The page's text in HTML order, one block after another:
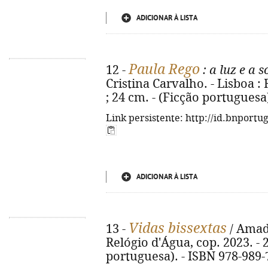
ADICIONAR À LISTA
12 -Paula Rego : a luz e a
Cristina Carvalho. - Lisboa :
; 24 cm. - (Ficção
Link persistente: http://
ADICIONAR À LISTA
13 - Vidas bissextas /
Relógio d'Água, cop. 2023. -
portuguesa). - ISBN 978-989-